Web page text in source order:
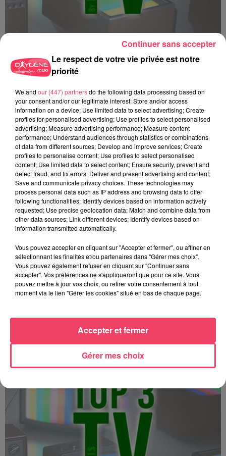
Top 3 TV - 15 12 2025
Top 3 TV - 15 12 2025
Le respect de votre vie privée est notre
priorité
We and our (447) partnersdo the following data processing based on
your consent and/or our legitimate interest: Store and/or access
information on a device; Use limited data to select advertising; Create
profiles for personalised advertising; Use profiles to select personalised
advertising; Measure advertising performance; Measure content
performance; Understand audiences through statistics or combinations
of data from different sources; Develop and improve services; Create
profiles to personalise content; Use profiles to select personalised
content; Use limited data to select content; Ensure security, prevent and
detect fraud, and fix errors; Deliver and present advertising and content;
Save and communicate privacy choices. These technologies may
process personal data such as IP address and browsing data to offer
following functionalities: Identify devices based on information actively
requested; Use precise geolocation data; Match and combine data from
other data sources; Link different devices; Identify devices based on
information transmitted automatically.
Vous pouvez accepter en cliquant sur "Accepter et fermer", ou affiner en
sélectionnant les finalités et/ou partenaires dans "Gérer mes choix".
Vous pouvez également refuser en cliquant sur "Continuer sans
accepter". Vos préférences ne s'appliqueront que pour ce site. Vous
pouvez mettre à jour vos choix, ou retirer votre consentement à tout
moment via le lien "Gérer les cookies" situé en bas de chaque page.
Gérer mes choix
Accepter et fermer
Continuer sans accepter